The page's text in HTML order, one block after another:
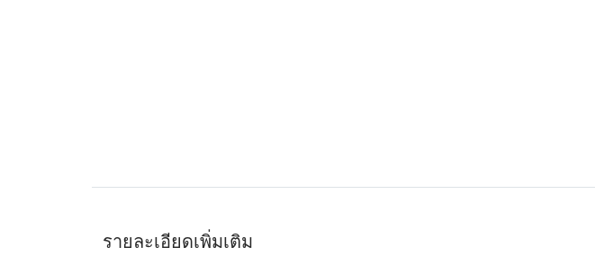
รายละเอียดเพิ่มเติม